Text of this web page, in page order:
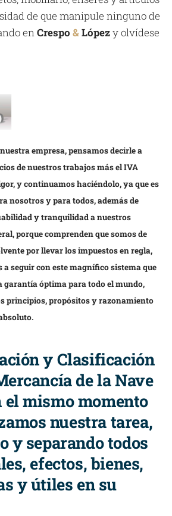
de que manipule ninguno de
en Crespo & Lópezy olvídese
empresa, pensamos decirle a
de nuestros trabajos más el IVA
y continuamos haciéndolo, ya que es
nosotros y para todos, además de
y tranquilidad a nuestros
porque comprenden que somos de
por llevar los impuestos en regla,
a seguir con este magnífico sistema que
garantía óptima para todo el mundo,
principios, propósitos y razonamiento
y Clasificación
de la Nave
el mismo momento
nuestra tarea,
y separando todos
efectos, bienes,
y útiles en su